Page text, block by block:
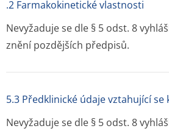
.2 Farmakokinetické vlastnosti
Nevyžaduje se dle § 5 odst. 8
znění pozdějších předpisů.
5.3 Předklinické údaje vztahující se
Nevyžaduje se dle § 5 odst. 8